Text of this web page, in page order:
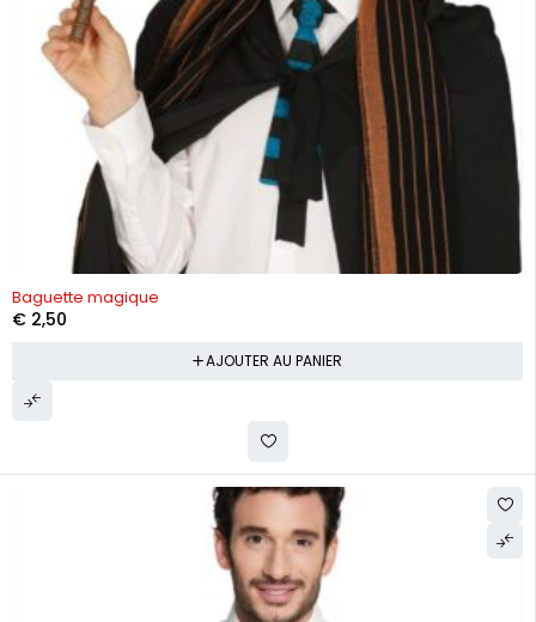
Baguette magique
€ 2,50
AJOUTER AU PANIER